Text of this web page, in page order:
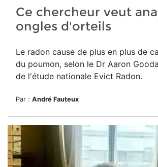
Ce chercheur veut
ongles d'orteils
Le radon cause de plus en plus de
du poumon, selon le Dr Aaron
de l'étude nationale Evict Radon.
Par : André Fauteux